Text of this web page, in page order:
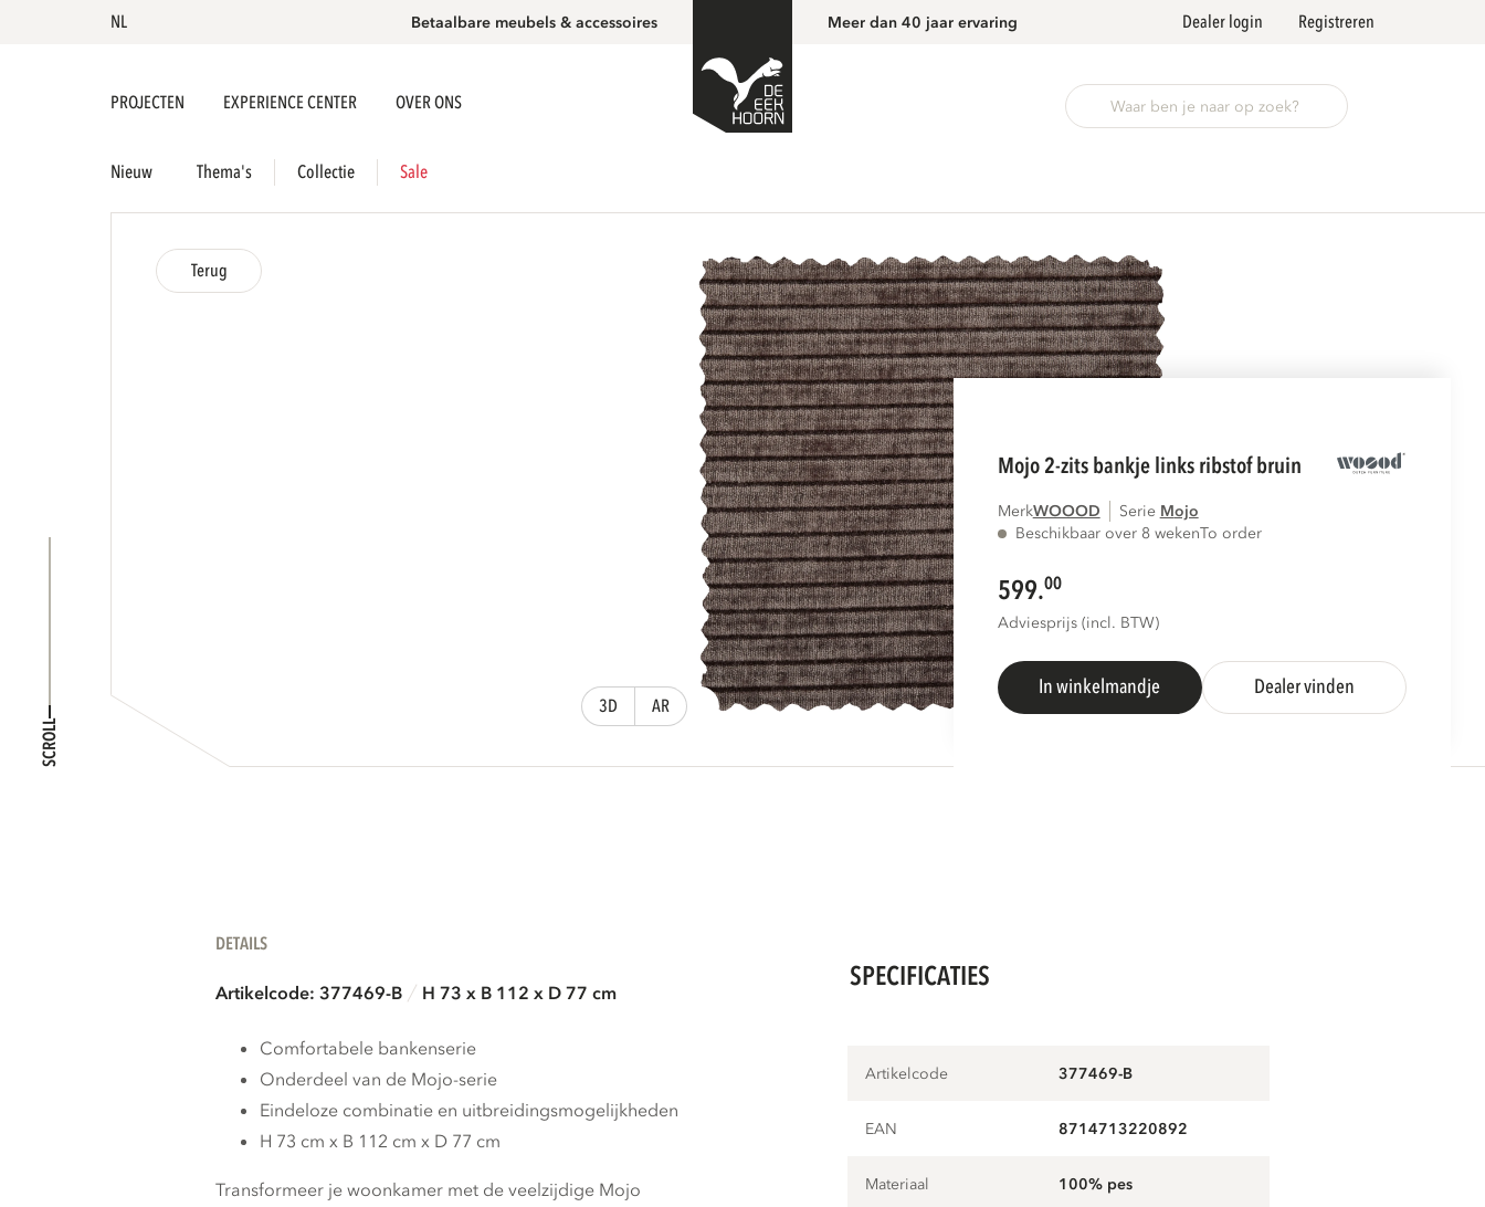
NL Betaalbare meubels & accessoires Meer dan 40 jaar ervaring Dealer login Registreren
PROJECTEN EXPERIENCE CENTER OVER ONS
Nieuw Thema's Collectie Sale
SCROLL
Terug
3D AR
mojo 2-zits bankje links ribstof bruin
MerkWOOOD Serie
mojo
Beschikbaar over 8 wekenTo order
599.00
Adviesprijs (incl. BTW)
In winkelmandje Dealer vinden
DETAILS
Artikelcode: 377469-B H 73 x B 112 x D 77 cm
Comfortabele bankenserie
Onderdeel van de Mojo-serie
Eindeloze combinatie en uitbreidingsmogelijkheden
H 73 cm x B 112 cm x D 77 cm
Transformeer je woonkamer met de veelzijdige Mojo
SPECIFICATIES
Artikelcode 377469-B
EAN 8714713220892
Materiaal 100% pes